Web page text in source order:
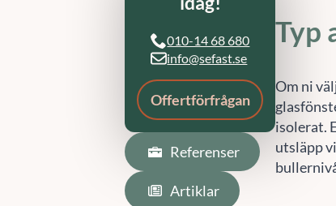
Typ
Om ni
isolerat.
utsläpp